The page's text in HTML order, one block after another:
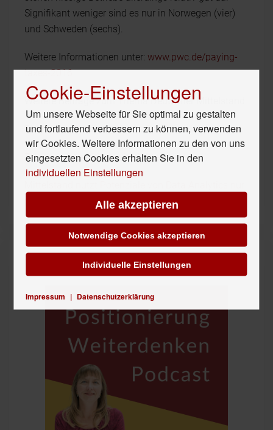
Signifikant weniger sind es nur in Norwegen (vier)
und Schweden (sechs).
Weitere Informationen unter: www.pwc.de/paying-
taxes-2016
Weitere Beiträge zum Thema Deutscher Mittelstand
Deutscher Mittelstand nutzt Gewinne nicht optimal
Zu wenig Investitionen im Mittelstand
Unser Hör-Tipp
Cookie-Einstellungen
Um unsere Webseite für Sie optimal zu gestalten
und fortlaufend verbessern zu können, verwenden
wir Cookies. Weitere Informationen zu den von uns
eingesetzten Cookies erhalten Sie in den
individuellen Einstellungen
Alle akzeptieren
Notwendige Cookies akzeptieren
Impressum | Datenschutzerklärung
Individuelle Einstellungen